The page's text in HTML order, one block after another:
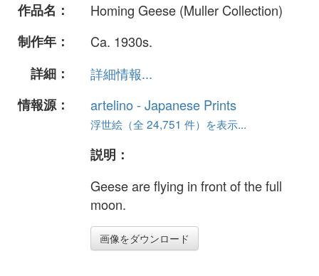
作品名：
Homing Geese (Muller Collection)
制作年：
Ca. 1930s.
詳細：
詳細情報...
情報源：
artelino - Japanese Prints
浮世絵（全 24,751 件）を表示...
説明：
Geese are flying in front of the full
moon.
画像をダウンロード